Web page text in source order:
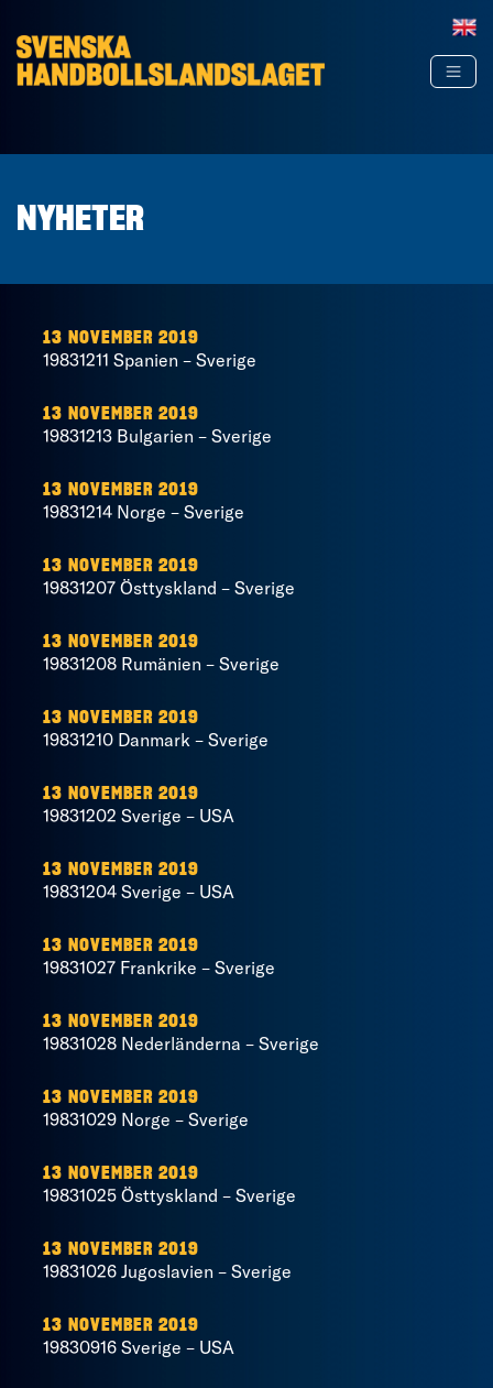
NYHETER
13 NOVEMBER 2019
19831211 Spanien – Sverige
13 NOVEMBER 2019
19831213 Bulgarien – Sverige
13 NOVEMBER 2019
19831214 Norge – Sverige
13 NOVEMBER 2019
19831207 Östtyskland – Sverige
13 NOVEMBER 2019
19831208 Rumänien – Sverige
13 NOVEMBER 2019
19831210 Danmark – Sverige
13 NOVEMBER 2019
19831202 Sverige – USA
13 NOVEMBER 2019
19831204 Sverige – USA
13 NOVEMBER 2019
19831027 Frankrike – Sverige
13 NOVEMBER 2019
19831028 Nederländerna – Sverige
13 NOVEMBER 2019
19831029 Norge – Sverige
13 NOVEMBER 2019
19831025 Östtyskland – Sverige
13 NOVEMBER 2019
19831026 Jugoslavien – Sverige
13 NOVEMBER 2019
19830916 Sverige – USA